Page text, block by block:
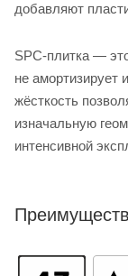
добавляют
SPC-плитка —
не амортизирует
жёсткость
изначальную
интенсивной